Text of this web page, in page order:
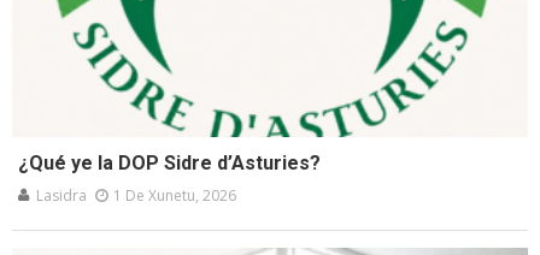
¿Qué ye la DOP Sidre d’Asturies?
Lasidra 1 De Xunetu, 2026